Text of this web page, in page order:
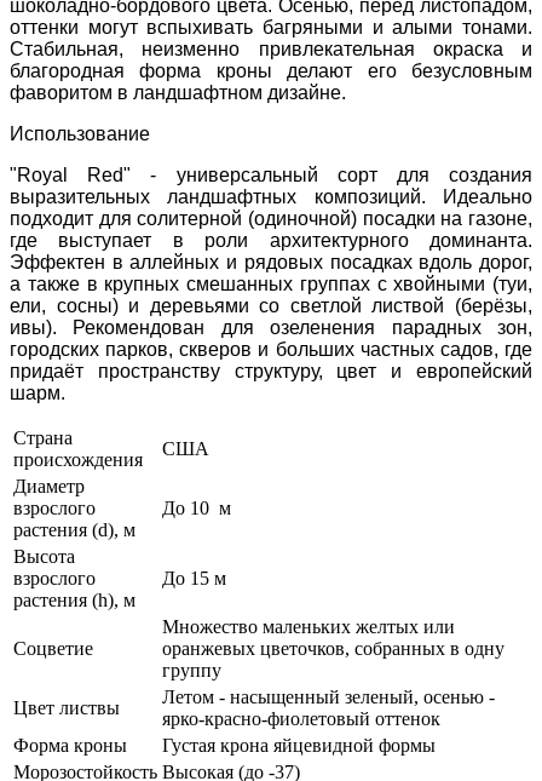
шоколадно-бордового цвета. Осенью, перед листопадом,
оттенки могут вспыхивать багряными и алыми тонами.
Стабильная, неизменно привлекательная окраска и
благородная форма кроны делают его безусловным
фаворитом в ландшафтном дизайне.
Использование
"Royal Red" - универсальный сорт для создания
выразительных ландшафтных композиций. Идеально
подходит для солитерной (одиночной) посадки на газоне,
где выступает в роли архитектурного доминанта.
Эффектен в аллейных и рядовых посадках вдоль дорог,
а также в крупных смешанных группах с хвойными (туи,
ели, сосны) и деревьями со светлой листвой (берёзы,
ивы). Рекомендован для озеленения парадных зон,
городских парков, скверов и больших частных садов, где
придаёт пространству структуру, цвет и европейский
шарм.
Страна
происхождения
США
Диаметр
взрослого
растения (d), м
До 10 м
Высота
взрослого
растения (h), м
До 15 м
Соцветие
Множество маленьких желтых или
оранжевых цветочков, собранных в одну
группу
Цвет листвы
Летом - насыщенный зеленый, осенью -
ярко-красно-фиолетовый оттенок
Форма кроны
Густая крона яйцевидной формы
Морозостойкость Высокая (до -37)